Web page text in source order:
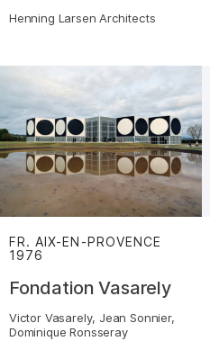
Henning Larsen Architects
FR. AIX-EN-PROVENCE
1976
Fondation Vasarely
Victor Vasarely, Jean Sonnier,
Dominique Ronsseray